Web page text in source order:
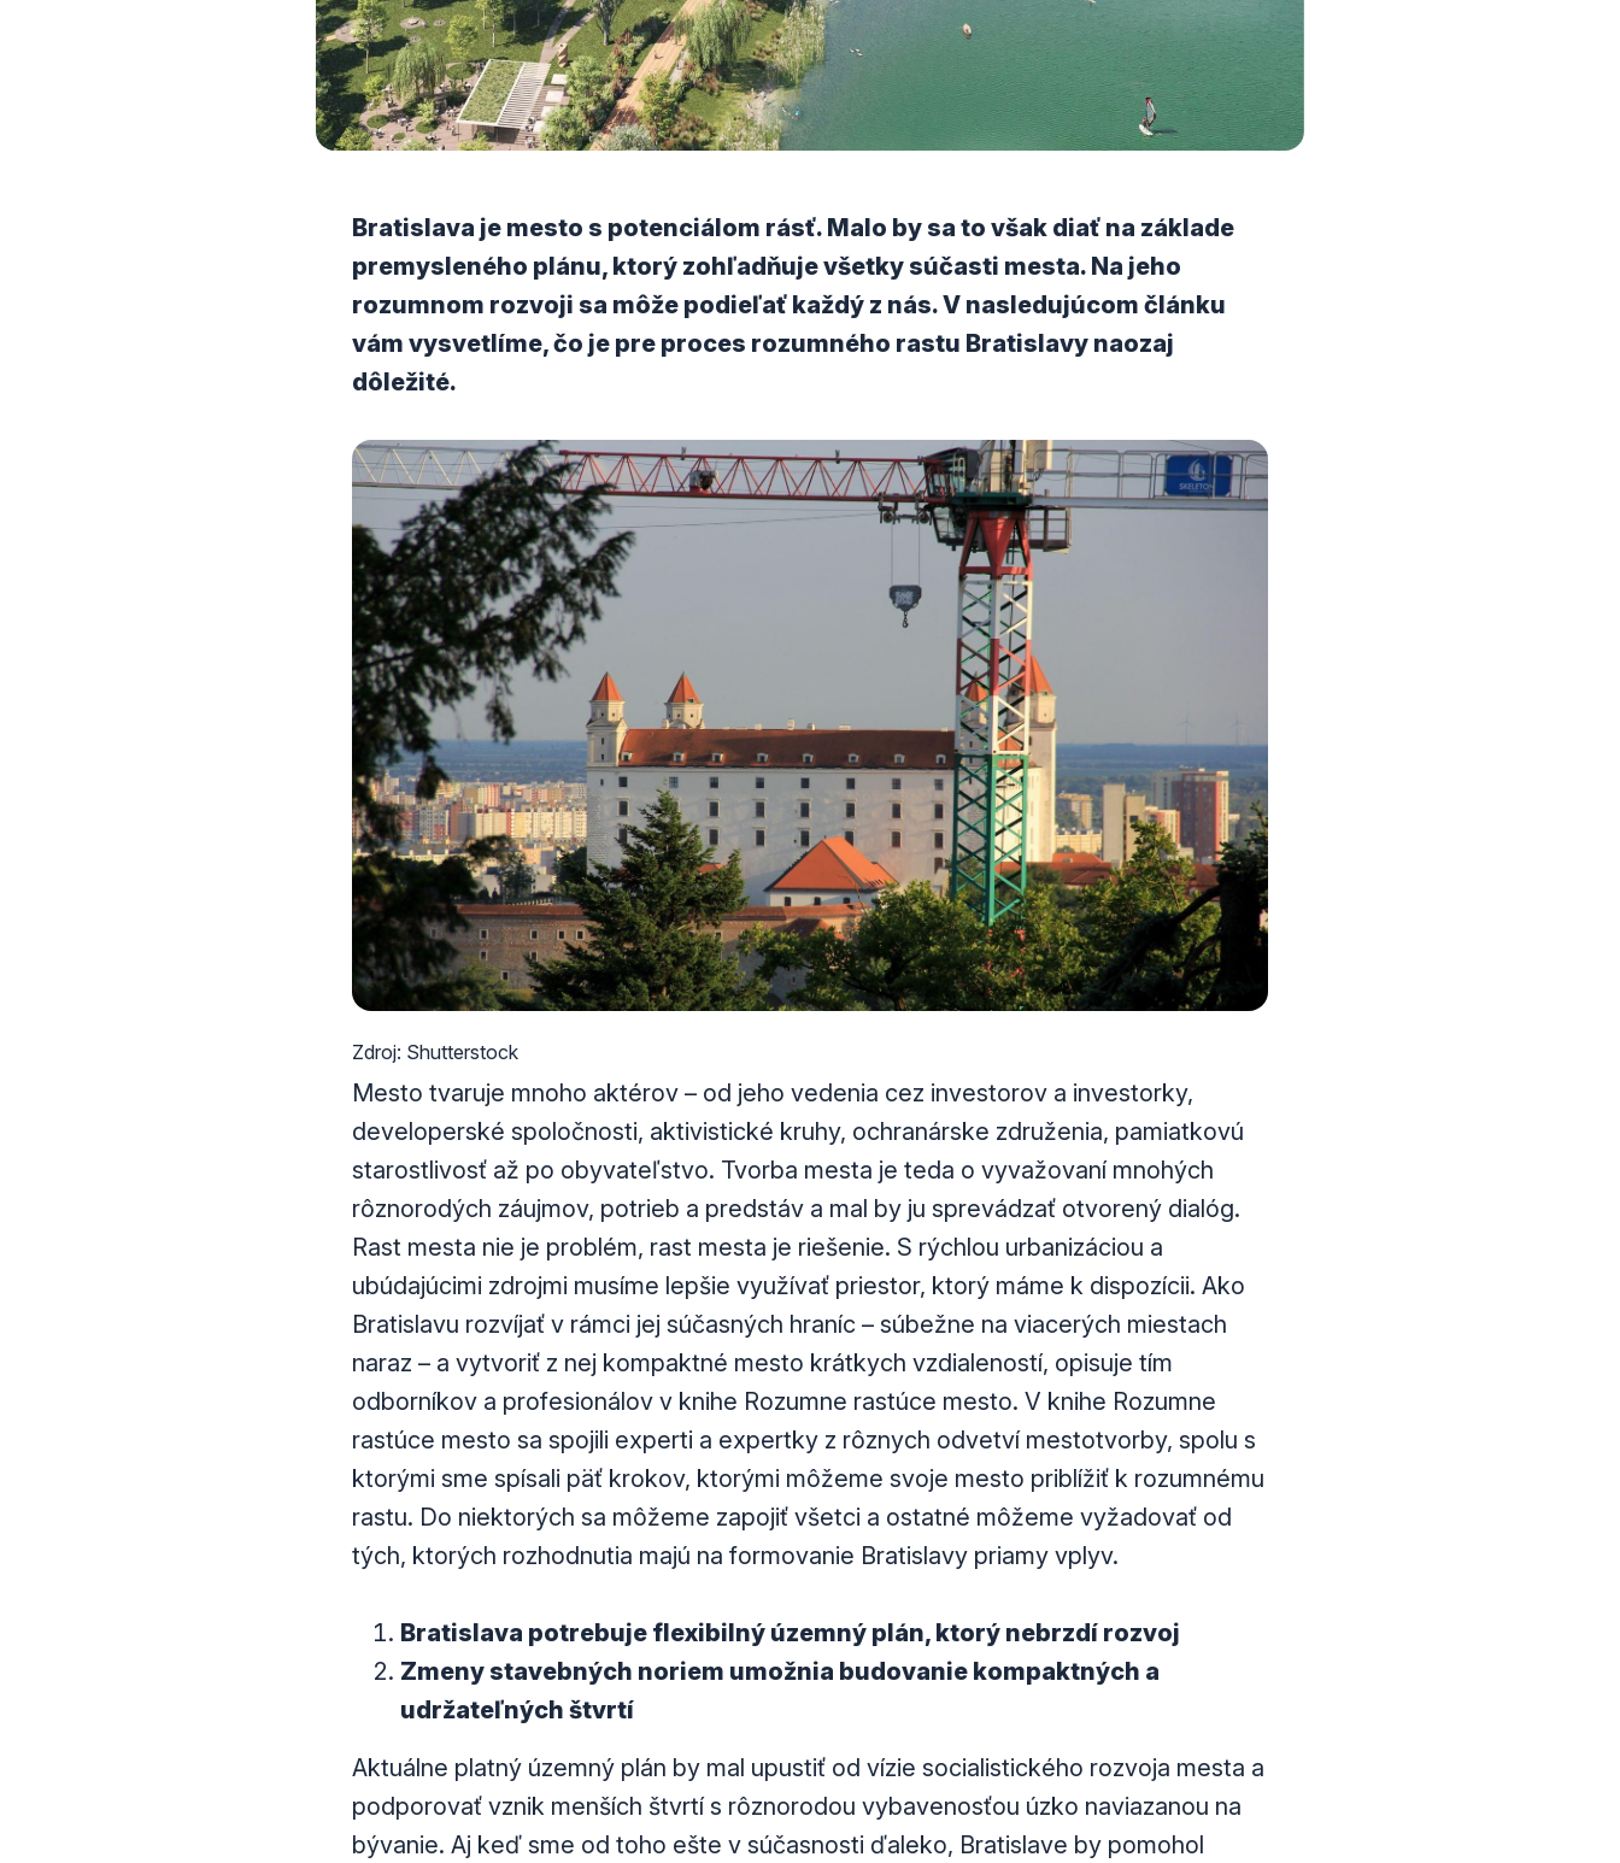
Bratislava je mesto s potenciálom rásť. Malo by sa to však diať na základe
premysleného plánu, ktorý zohľadňuje všetky súčasti mesta. Na jeho
rozumnom rozvoji sa môže podieľať každý z nás. V nasledujúcom článku
vám vysvetlíme, čo je pre proces rozumného rastu Bratislavy naozaj
dôležité.
Zdroj: Shutterstock
Mesto tvaruje mnoho aktérov – od jeho vedenia cez investorov a investorky,
developerské spoločnosti, aktivistické kruhy, ochranárske združenia, pamiatkovú
starostlivosť až po obyvateľstvo. Tvorba mesta je teda o vyvažovaní mnohých
rôznorodých záujmov, potrieb a predstáv a mal by ju sprevádzať otvorený dialóg.
Rast mesta nie je problém, rast mesta je riešenie. S rýchlou urbanizáciou a
ubúdajúcimi zdrojmi musíme lepšie využívať priestor, ktorý máme k dispozícii. Ako
Bratislavu rozvíjať v rámci jej súčasných hraníc – súbežne na viacerých miestach
naraz – a vytvoriť z nej kompaktné mesto krátkych vzdialeností, opisuje tím
odborníkov a profesionálov v knihe Rozumne rastúce mesto. V knihe Rozumne
rastúce mesto sa spojili experti a expertky z rôznych odvetví mestotvorby, spolu s
ktorými sme spísali päť krokov, ktorými môžeme svoje mesto priblížiť k rozumnému
rastu. Do niektorých sa môžeme zapojiť všetci a ostatné môžeme vyžadovať od
tých, ktorých rozhodnutia majú na formovanie Bratislavy priamy vplyv.
Bratislava potrebuje flexibilný územný plán, ktorý nebrzdí rozvoj
Zmeny stavebných noriem umožnia budovanie kompaktných a
udržateľných štvrtí
Aktuálne platný územný plán by mal upustiť od vízie socialistického rozvoja mesta a
podporovať vznik menších štvrtí s rôznorodou vybavenosťou úzko naviazanou na
bývanie. Aj keď sme od toho ešte v súčasnosti ďaleko, Bratislave by pomohol